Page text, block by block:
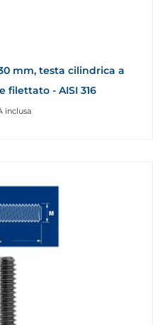
mm, testa cilindrica a
filettato - AISI 316
inclusa